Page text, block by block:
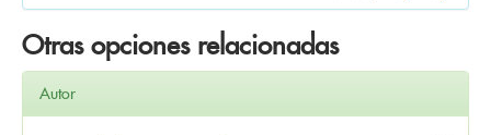
Otras opciones relacionadas
Autor